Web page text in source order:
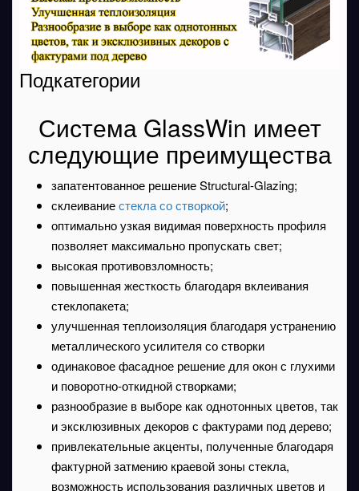
Подкатегории
Система GlassWin имеет
следующие преимущества
запатентованное решение Structural-Glazing;
склеиваниестекла со створкой;
оптимально узкая видимая поверхность профиля
позволяет максимально пропускать свет;
высокая противовзломность;
повышенная жесткость благодаря вклеивания
стеклопакета;
улучшенная теплоизоляция благодаря устранению
металлического усилителя со створки
одинаковое фасадное решение для окон с глухими
и поворотно-откидной створками;
разнообразие в выборе как однотонных цветов, так
и эксклюзивных декоров с фактурами под дерево;
привлекательные акценты, полученные благодаря
фактурной затмению краевой зоны стекла,
возможность использования различных цветов и